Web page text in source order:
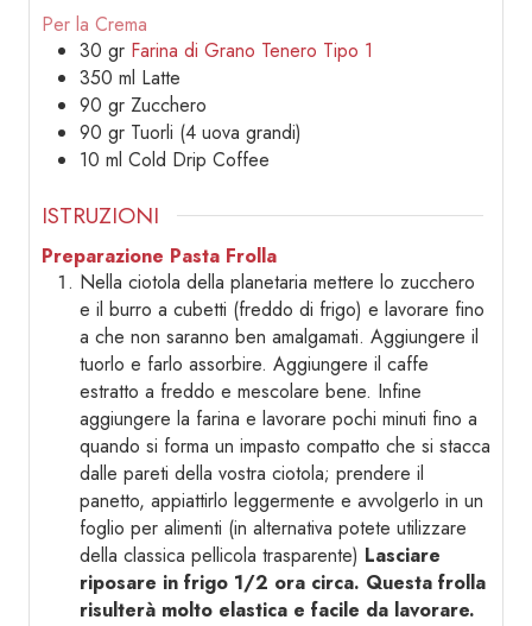
Per la Crema
30 gr Farina di Grano Tenero Tipo 1
350 ml Latte
90 gr Zucchero
90 gr Tuorli (4 uova grandi)
10 ml Cold Drip Coffee
ISTRUZIONI
Preparazione Pasta Frolla
Nella ciotola della planetaria mettere lo zucchero
e il burro a cubetti (freddo di frigo) e lavorare fino
a che non saranno ben amalgamati. Aggiungere il
tuorlo e farlo assorbire. Aggiungere il caffe
estratto a freddo e mescolare bene. Infine
aggiungere la farina e lavorare pochi minuti fino a
quando si forma un impasto compatto che si stacca
dalle pareti della vostra ciotola; prendere il
panetto, appiattirlo leggermente e avvolgerlo in un
foglio per alimenti (in alternativa potete utilizzare
della classica pellicola trasparente) Lasciare
riposare in frigo 1/2 ora circa. Questa frolla
risulterà molto elastica e facile da lavorare.